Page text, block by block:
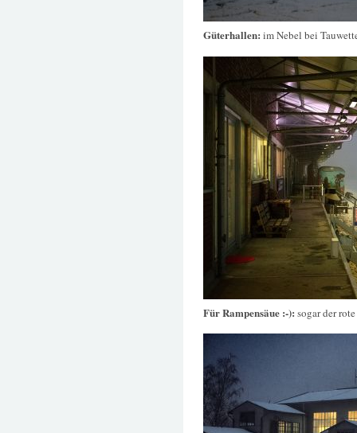
Güterhallen: im Nebel bei
Für Rampensäue :-): sogar der